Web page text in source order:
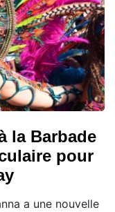
la Barbade
pour
a une nouvelle